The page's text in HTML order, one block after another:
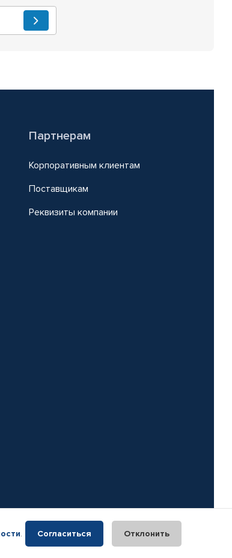
Партнерам
Корпоративным клиентам
Поставщикам
Реквизиты компании
. Согласиться Отклонить